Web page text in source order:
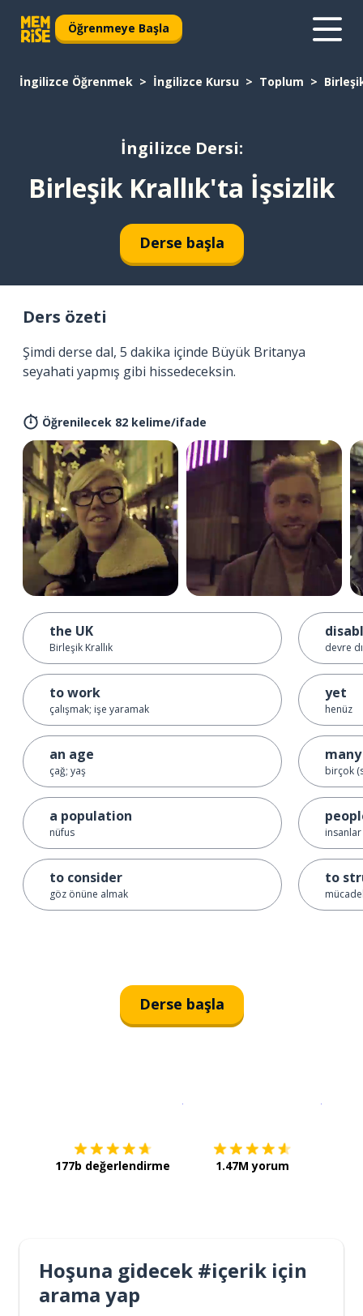
Öğrenmeye Başla
İngilizce Öğrenmek İngilizce Kursu Toplum
İngilizce Dersi:
Birleşik Krallık'ta İşsizlik
Derse başla
Ders özeti
Şimdi derse dal, 5 dakika içinde Büyük Britanya
seyahati yapmış gibi hissedeceksin.
Öğrenilecek 82 kelime/ifade
the UK
Birleşik Krallık
to work
çalışmak; işe yaramak
an age
çağ; yaş
a population
nüfus
to consider
göz önüne almak
devre
yet
henüz
many
birçok
insanlar
to
Derse başla
177b değerlendirme 1.47M yorum
Hoşuna gidecek #içerik için
arama yap